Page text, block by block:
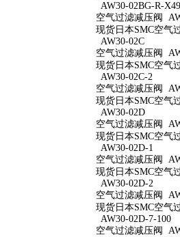
AW30-02BG-R-
空气过滤减压阀
现货日本SMC空气
AW30-02C
空气过滤减压阀
现货日本SMC空气
AW30-02C-2
空气过滤减压阀
现货日本SMC空气
AW30-02D
空气过滤减压阀
现货日本SMC空气
AW30-02D-1
空气过滤减压阀
现货日本SMC空气
AW30-02D-2
空气过滤减压阀
现货日本SMC空气
AW30-02D-7-100
空气过滤减压阀